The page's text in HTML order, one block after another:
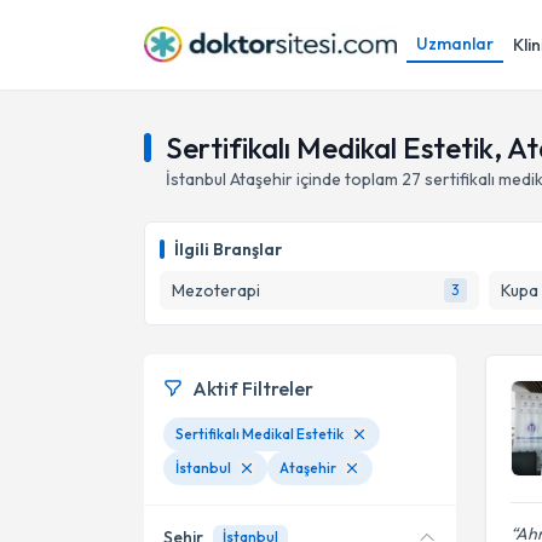
Uzmanlar
Sertifikalı Medikal Estetik,
İstanbul Ataşehiriçinde toplam 27 sertifikalı
İlgili Branşlar
Mezoterapi
3
Aktif Filtreler
Sertifikalı Medikal Estetik
İstanbul
Ataşehir
Şehir İstanbul